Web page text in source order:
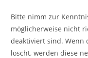
Bitte nimm zur
möglicherweise nicht
deaktiviert sind. Wenn
löscht, werden diese